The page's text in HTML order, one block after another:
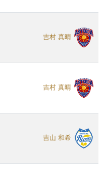
吉村 真晴
吉村 真晴
吉山 和希